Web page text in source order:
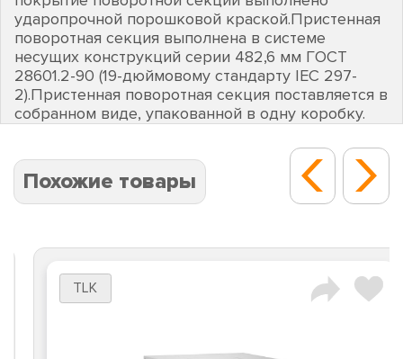
ударопрочной порошковой краской.Пристенная
поворотная секция выполнена в системе
несущих конструкций серии 482,6 мм ГОСТ
28601.2-90 (19-дюймовому стандарту IEC 297-
2).Пристенная поворотная секция поставляется в
собранном виде, упакованной в одну коробку.
Похожие товары
TLK